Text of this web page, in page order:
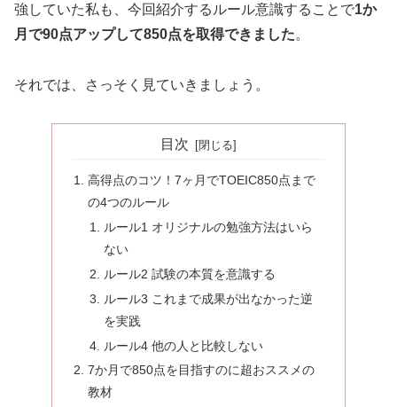
強していた私も、今回紹介するルール意識することで1か
月で90点アップして850点を取得できました。
それでは、さっそく見ていきましょう。
目次
高得点のコツ！7ヶ月でTOEIC850点まで
の4つのルール
ルール1 オリジナルの勉強方法はいら
ない
ルール2 試験の本質を意識する
ルール3 これまで成果が出なかった逆
を実践
ルール4 他の人と比較しない
7か月で850点を目指すのに超おススメの
教材